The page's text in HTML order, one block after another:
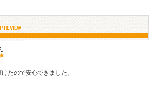
たので安心できました。